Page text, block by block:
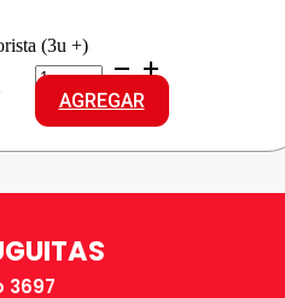
(3u +)
NIKITOS
PALITOS
SALADOS
cantidad
AGREGAR
3697